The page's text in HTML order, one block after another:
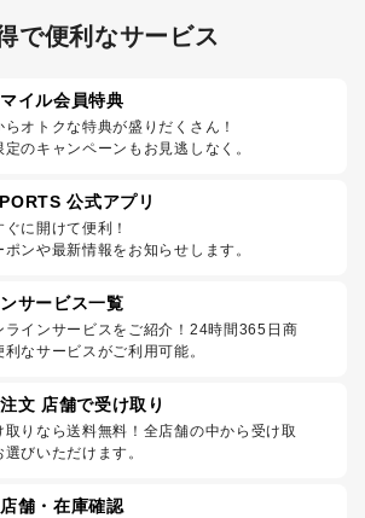
で便利なサービス
イル会員特典
らオトクな特典が盛りだくさん！
のキャンペーンもお見逃しなく。
公式アプリ
に開けて便利！
ポンや最新情報をお知らせします。
サービス一覧
ラインサービスをご紹介！24時間365日商
なサービスがご利用可能。
文 店舗で受け取り
取りなら送料無料！全店舗の中から受け取
びいただけます。
舗・在庫確認